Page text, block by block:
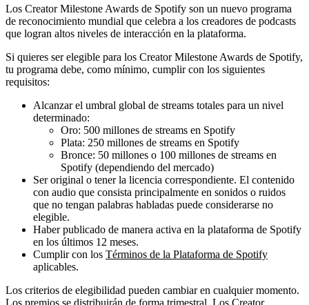
Los Creator Milestone Awards de Spotify son un nuevo programa
de reconocimiento mundial que celebra a los creadores de podcasts
que logran altos niveles de interacción en la plataforma.
Si quieres ser elegible para los Creator Milestone Awards de Spotify,
tu programa debe, como mínimo, cumplir con los siguientes
requisitos:
Alcanzar el umbral global de streams totales para un nivel
determinado:
Oro: 500 millones de streams en Spotify
Plata: 250 millones de streams en Spotify
Bronce: 50 millones o 100 millones de streams en
Spotify (dependiendo del mercado)
Ser original o tener la licencia correspondiente. El contenido
con audio que consista principalmente en sonidos o ruidos
que no tengan palabras habladas puede considerarse no
elegible.
Haber publicado de manera activa en la plataforma de Spotify
en los últimos 12 meses.
Cumplir con los Términos de la Plataforma de Spotify
aplicables.
Los criterios de elegibilidad pueden cambiar en cualquier momento.
Los premios se distribuirán de forma trimestral. Los Creator